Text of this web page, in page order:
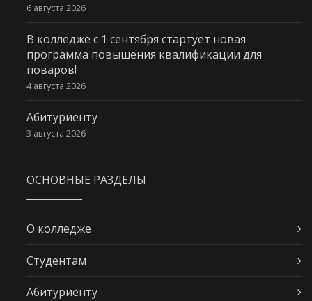
6 августа 2026
В колледже с 1 сентября стартует новая
программа повышения квалификации для
поваров!
4 августа 2026
Абитуриенту
3 августа 2026
ОСНОВНЫЕ РАЗДЕЛЫ
О колледже
Студентам
Абитуриенту